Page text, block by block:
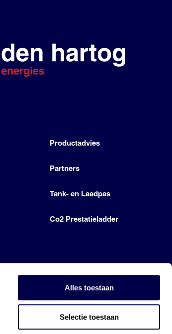
Alles toestaan
Selectie toestaan
Productadvies
Partners
Tank- en Laadpas
Co2 Prestatieladder